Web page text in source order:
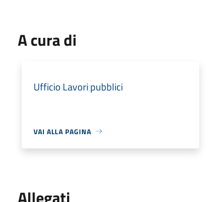
A cura di
Ufficio Lavori pubblici
VAI ALLA PAGINA